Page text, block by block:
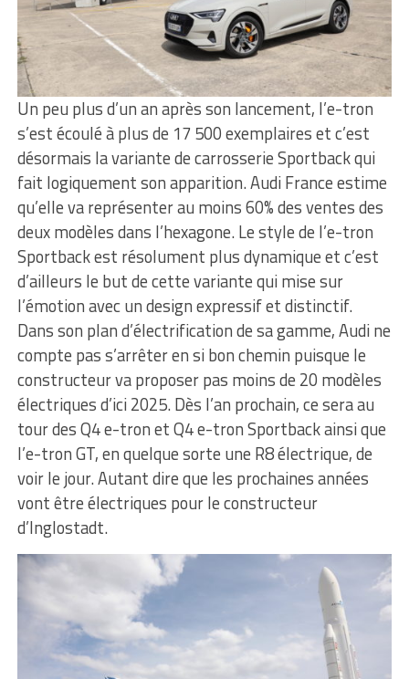
Un peu plus d’un an après son lancement, l’e-tron
s’est écoulé à plus de 17 500 exemplaires et c’est
désormais la variante de carrosserie Sportback qui
fait logiquement son apparition. Audi France estime
qu’elle va représenter au moins 60% des ventes des
deux modèles dans l’hexagone. Le style de l’e-tron
Sportback est résolument plus dynamique et c’est
d’ailleurs le but de cette variante qui mise sur
l’émotion avec un design expressif et distinctif.
Dans son plan d’électrification de sa gamme, Audi ne
compte pas s’arrêter en si bon chemin puisque le
constructeur va proposer pas moins de 20 modèles
électriques d’ici 2025. Dès l’an prochain, ce sera au
tour des Q4 e-tron et Q4 e-tron Sportback ainsi que
l’e-tron GT, en quelque sorte une R8 électrique, de
voir le jour. Autant dire que les prochaines années
vont être électriques pour le constructeur
d’Inglostadt.